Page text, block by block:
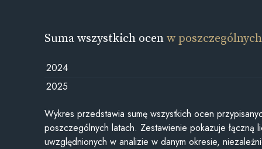
Suma wszystkich ocenw
2024
2025
Wykres przedstawia sumę wszystkich ocen
poszczególnych latach. Zestawienie pokazuje łączną
uwzględnionych w analizie w danym okresie,